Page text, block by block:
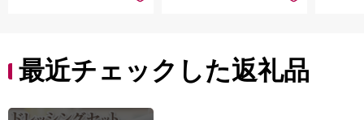
最近チェックした返礼品